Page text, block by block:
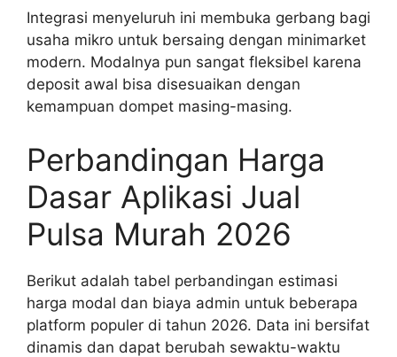
Integrasi menyeluruh ini membuka gerbang bagi
usaha mikro untuk bersaing dengan minimarket
modern. Modalnya pun sangat fleksibel karena
deposit awal bisa disesuaikan dengan
kemampuan dompet masing-masing.
Perbandingan Harga
Dasar Aplikasi Jual
Pulsa Murah 2026
Berikut adalah tabel perbandingan estimasi
harga modal dan biaya admin untuk beberapa
platform populer di tahun 2026. Data ini bersifat
dinamis dan dapat berubah sewaktu-waktu